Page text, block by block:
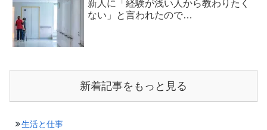
新人に「経験が浅い人から教わりたく
ない」と言われたので…
新着記事をもっと見る
生活と仕事